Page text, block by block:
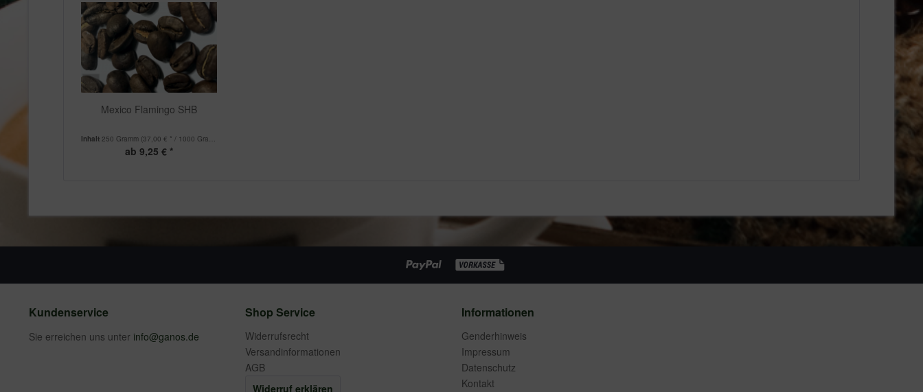
Mexico Flamingo SHB
Inhalt 250 Gramm (37,00 € * / 1000 Gramm)
ab 9,25 € *
Kundenservice
Sie erreichen uns unter info@ganos.de
Shop Service
Widerrufsrecht
Versandinformationen
AGB
Widerruf erklären
Informationen
Genderhinweis
Impressum
Datenschutz
Kontakt